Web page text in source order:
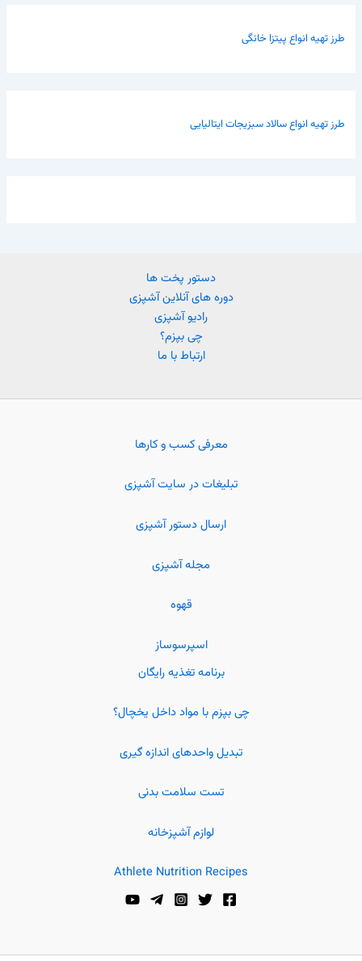
طرز تهیه انواع پیتزا خانگی
طرز تهیه انواع سالاد سبزیجات ایتالیایی
دستور پخت ها
دوره های آنلاین آشپزی
رادیو آشپزی
چی بپزم؟
ارتباط با ما
معرفی کسب و کارها
تبلیغات در سایت آشپزی
ارسال دستور آشپزی
مجله آشپزی
قهوه
اسپرسوساز
برنامه تغذیه رایگان
چی بپزم با مواد داخل یخچال؟
تبدیل واحدهای اندازه گیری
تست سلامت بدنی
لوازم آشپزخانه
Athlete Nutrition Recipes